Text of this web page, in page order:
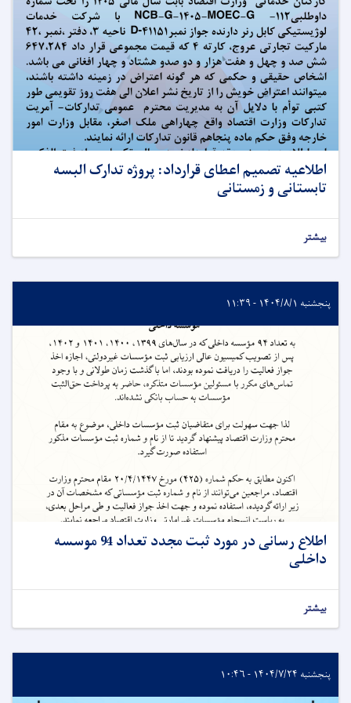
اطلاعیه تصمیم اعطای قرارداد: پروژه تدارک البسه
تابستانی و زمستانی
بیشتر
پنجشنبه ۱۴۰۴/۸/۱ - ۱۱:۳۹
اطلاع رسانی در مورد ثبت مجدد تعداد 94 موسسه
داخلی
بیشتر
پنجشنبه ۱۴۰۴/۷/۲۴ - ۱۰:۴۶